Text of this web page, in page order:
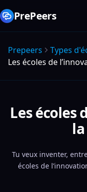
PrePeers
Prepeers
Types
Les écoles de
Les écoles
Tu veux inventer,
écoles de